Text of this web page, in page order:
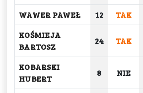
WAWER PAWEŁ
12 TAK
KOŚMIEJA
BARTOSZ
24 TAK
KOBARSKI
HUBERT
8 NIE